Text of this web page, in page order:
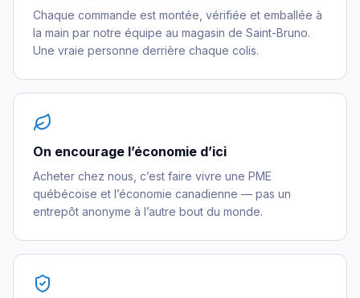
Chaque commande est montée, vérifiée et emballée à
la main par notre équipe au magasin de Saint-Bruno.
Une vraie personne derrière chaque colis.
On encourage l’économie d’ici
Acheter chez nous, c’est faire vivre une PME
québécoise et l’économie canadienne — pas un
entrepôt anonyme à l’autre bout du monde.